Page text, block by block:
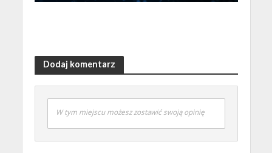
Dodaj komentarz
W tym miejscu możesz zostawić swoją opinię